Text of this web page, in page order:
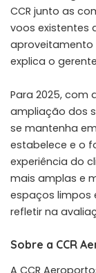
CCR junto as
voos existentes
aproveitamento
explica o
Para 2025, com
ampliação dos
se mantenha
estabelece e o
experiência do
mais amplas e
espaços limpos
refletir na
Sobre a CCR